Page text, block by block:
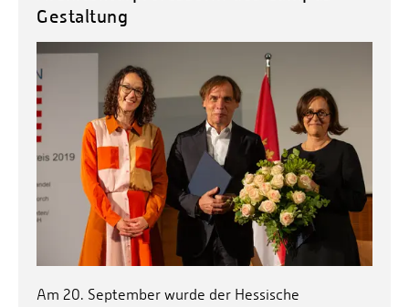
Gestaltung
Am 20. September wurde der Hessische